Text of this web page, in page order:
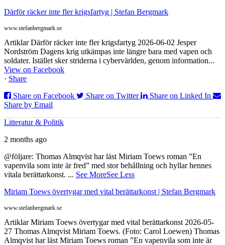
Därför räcker inte fler krigsfartyg | Stefan Bergmark
www.stefanbergmark.se
Artiklar Därför räcker inte fler krigsfartyg 2026-06-02 Jesper
Nordström Dagens krig utkämpas inte längre bara med vapen och
soldater. Istället sker striderna i cybervärlden, genom information...
View on Facebook
· Share
Share on Facebook
Share on Twitter
Share on Linked In
Share by Email
Litteratur & Politik
2 months ago
@följare: Thomas Almqvist har läst Miriam Toews roman ”En
vapenvila som inte är fred” med stor behållning och hyllar hennes
vitala berättarkonst. ... See MoreSee Less
Miriam Toews övertygar med vital berättarkonst | Stefan Bergmark
www.stefanbergmark.se
Artiklar Miriam Toews övertygar med vital berättarkonst 2026-05-
27 Thomas Almqvist Miriam Toews. (Foto: Carol Loewen) Thomas
Almqvist har läst Miriam Toews roman ”En vapenvila som inte är